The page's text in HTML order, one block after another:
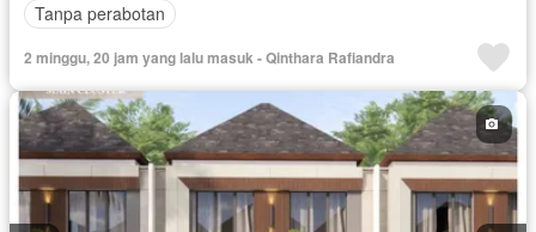
Tanpa perabotan
2 minggu, 20 jam yang lalu masuk - Qinthara Rafiandra